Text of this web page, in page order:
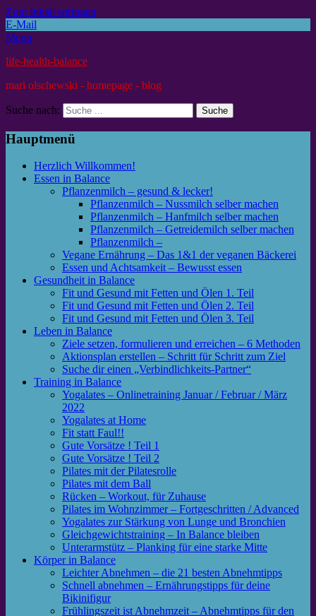
Zum Inhalt springen
E-Mail
Menu
life-health-balance
mari olschewski - homepage - blog
Suche nach:
Hauptmenü
Herzlich Willkommen!
Essen in Balance
Pflanzenmilch – gesund & lecker!
Pflanzenmilch – Nussmilch selber machen
Pflanzenmilch – Hanfmilch selber machen
Pflanzenmilch – Getreidemilch selber machen
Pflanzenmilch –
Vegane Ernährung – Das 1&1 der veganen Bäckerei
Essen und Achtsamkeit – Bewusst essen
Gesundheit in Balance
Fit und Gesund mit Fetten und Ölen 1. Teil
Fit und Gesund mit Fetten und Ölen 2. Teil
Fit und Gesund mit Fetten und Ölen 3. Teil
Leben in Balance
Ziele setzen, formulieren und erreichen – 6 Methoden
Aktionsplan erstellen – Schritt für Schritt zum Ziel
Suche dir einen „Verbindlichkeits-Partner“
Training in Balance
Yogalates – Onlinetraining Januar / Februar / März
2022
Yogalates at Home
Fit statt Faul!!
Gute Vorsätze ! Teil 1
Gute Vorsätze ! Teil 2
Pilates mit der Pilatesrolle
Pilates mit dem Ball
Rücken – Workout, für Zuhause
Pilates im Wohnzimmer – Fortgeschritten / Advanced
Yogalates zur Stärkung von Lunge und Bronchien
Gleichgewichtstraining – In Balance bleiben
Unterarmstütz – Planking für eine starke Mitte
Körper in Balance
Leichter Abnehmen – die 21 besten Abnehmtipps
Schnell abnehmen – Ernährungstipps für deine
Bikinifigur
Frühlingszeit ist Abnehmzeit – Abnehmtipps für den